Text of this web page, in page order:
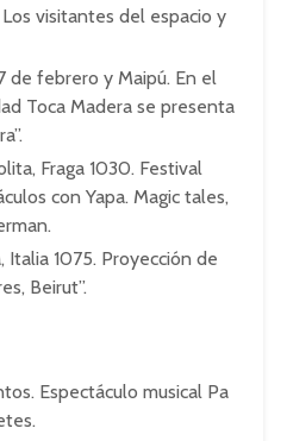
visitantes del espacio y
de febrero y Maipú. En el
Toca Madera se presenta
Fraga 1030. Festival
con Yapa. Magic tales,
Italia 1075. Proyección de
Beirut”.
Espectáculo musical Pa